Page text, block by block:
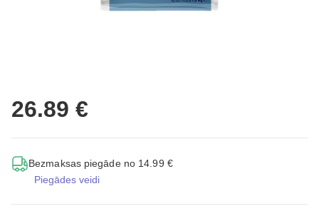
26.89 €
Bezmaksas piegāde no 14.99 €
Piegādes veidi